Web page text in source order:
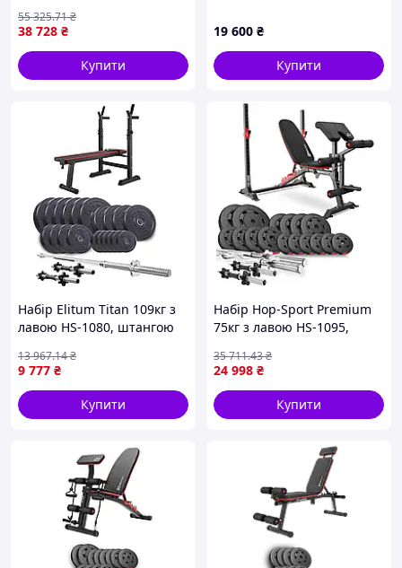
38 728 ₴
55 325.71₴
Купити
19 600 ₴
Купити
Набір Elitum Titan 109кг з
лавою HS-1080, штангою
9 777 ₴
13 967.14₴
Купити
Набір Hop-Sport Premium
75кг з лавою HS-1095,
24 998 ₴
35 711.43₴
Купити